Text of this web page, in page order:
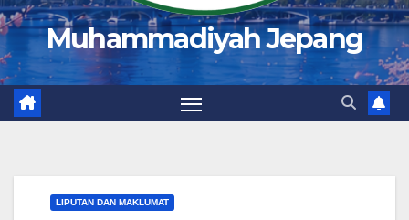
Muhammadiyah Jepang
LIPUTAN DAN MAKLUMAT